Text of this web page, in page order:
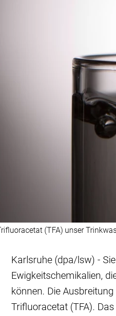
(TFA) unser
Karlsruhe (dpa/lsw) -
Ewigkeitschemikalien,
können. Die
Trifluoracetat (TFA).